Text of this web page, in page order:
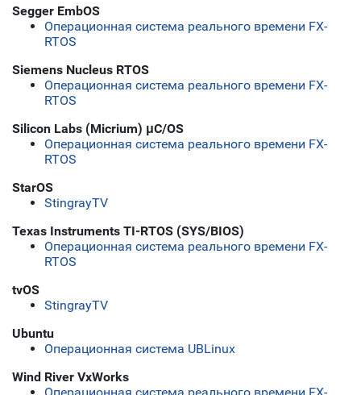
Segger EmbOS
Операционная система реального времени FX-
RTOS
Siemens Nucleus RTOS
Операционная система реального времени FX-
RTOS
Silicon Labs (Micrium) μC/OS
Операционная система реального времени FX-
RTOS
StarOS
StingrayTV
Texas Instruments TI-RTOS (SYS/BIOS)
Операционная система реального времени FX-
RTOS
tvOS
StingrayTV
Ubuntu
Операционная система UBLinux
Wind River VxWorks